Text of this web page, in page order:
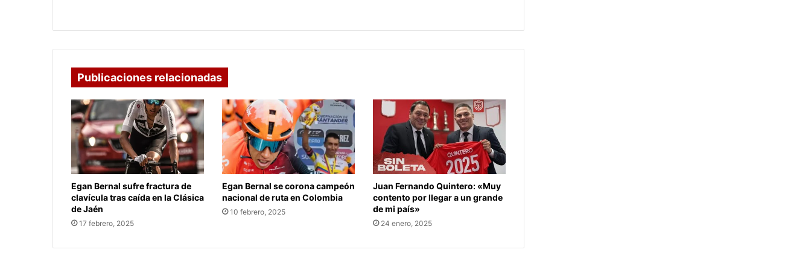
Publicaciones relacionadas
Egan Bernal sufre fractura de
clavícula tras caída en la Clásica
de Jaén
17 febrero, 2025
Egan Bernal se corona campeón
nacional de ruta en Colombia
10 febrero, 2025
Juan Fernando Quintero: «Muy
contento por llegar a un grande
de mi país»
24 enero, 2025